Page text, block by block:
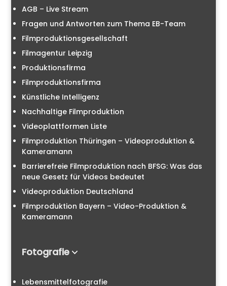
AGB – Live Stream
Fragen und Antworten zum Thema EB-Team
Filmproduktionsgesellschaft
Filmagentur Leipzig
Produktionsfirma
Filmproduktionsfirma
Künstliche Intelligenz
Nachhaltige Filmproduktion
Videoplattformen Liste
Filmproduktion Thüringen – Videoproduktion &
Kameramann
Barrierefreie Filmproduktion nach BFSG: Was das
neue Gesetz für Videos bedeutet
Videoproduktion Deutschland
Filmproduktion Bayern – Video-Produktion &
Kameramann
Fotografie
Lebensmittelfotografie